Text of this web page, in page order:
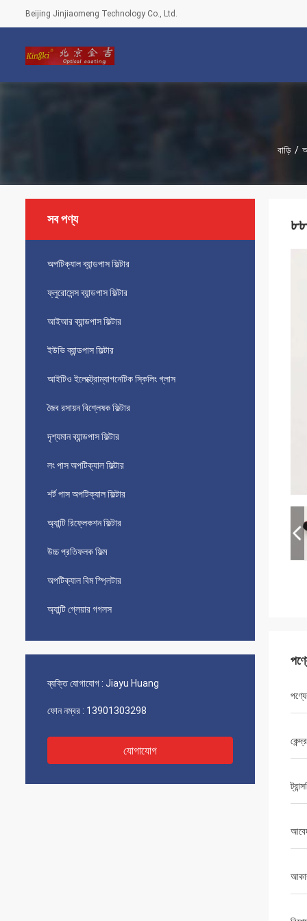
Beijing Jinjiaomeng Technology Co., Ltd.
বাড়ি /
সব পণ্য
অপটিক্যাল ব্যান্ডপাস ফিল্টার
ফ্লুরোসেন্স ব্যান্ডপাস ফিল্টার
আইআর ব্যান্ডপাস ফিল্টার
ইউভি ব্যান্ডপাস ফিল্টার
আইটিও ইলেক্ট্রোম্যাগনেটিক স্কিলিং গ্লাস
জৈব রসায়ন বিশ্লেষক ফিল্টার
দৃশ্যমান ব্যান্ডপাস ফিল্টার
লং পাস অপটিক্যাল ফিল্টার
শর্ট পাস অপটিক্যাল ফিল্টার
অ্যান্টি রিফ্লেকশন ফিল্টার
উচ্চ প্রতিফলক ফিল্ম
অপটিক্যাল বিম স্প্লিটার
অ্যান্টি গ্লেয়ার গগলস
ব্যক্তি যোগাযোগ : Jiayu Huang
ফোন নম্বর : 13901303298
যোগাযোগ